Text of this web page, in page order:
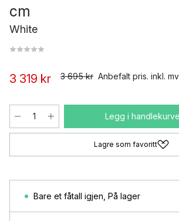
cm
White
3 319 kr 3 695 kr Anbefalt pris. inkl.
Legg i
Lagre som favoritt
Bare et fåtall igjen På lager